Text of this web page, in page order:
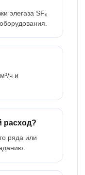
элегаза SF₆
ч и
расход?
ряда или